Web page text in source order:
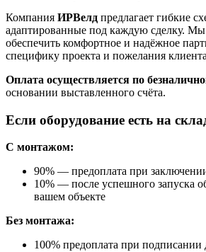
Компания ИРВелд предлагает гибкие
адаптированные под каждую сделку.
обеспечить комфортное и надёжное
специфику проекта и пожелания
Оплата осуществляется по
основании выставленного счёта.
Если оборудование есть на
С монтажом:
90% — предоплата при
10% — после успешного запуска
вашем объекте
Без монтажа:
100% предоплата при подписании